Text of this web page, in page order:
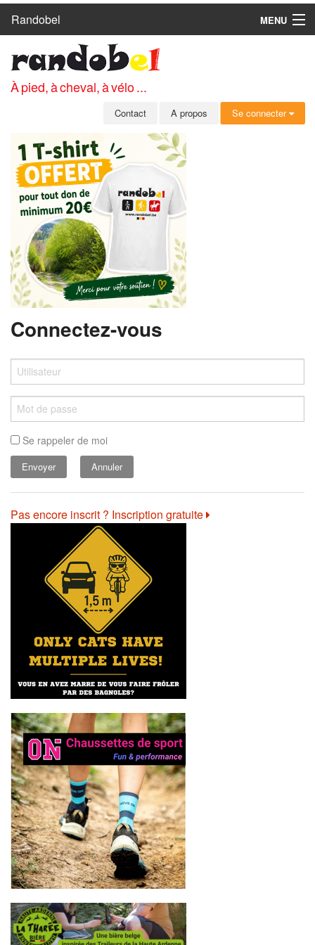
Randobel
MENU
CIRCUITS
CLUBS
MEMBRES
SE CONNECTER
INSCRIPTION GRATUITE
MOT DE PASSE OUBLIÉ
À pied, à cheval, à vélo ...
Contact A propos Se connecter
Connectez-vous
Se rappeler de moi
Annuler
Pas encore inscrit ? Inscription gratuite